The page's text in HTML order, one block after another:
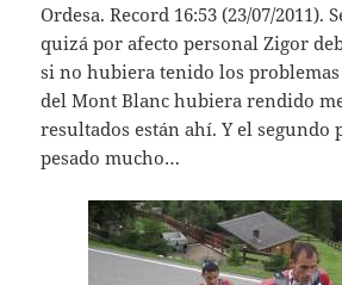
Ordesa. Record 16:53 (23/07/2011).
quizá por afecto personal Zigor
si no hubiera tenido los
del Mont Blanc hubiera rendido
resultados están ahí. Y el segundo
pesado mucho…